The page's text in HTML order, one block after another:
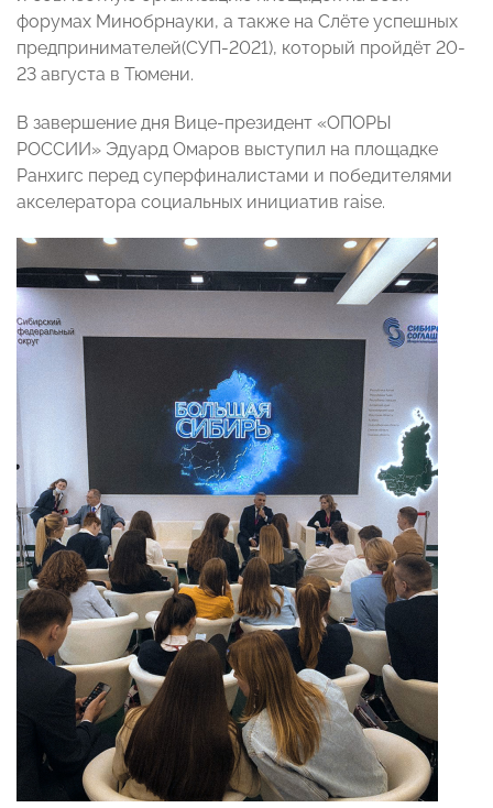
форумах Минобрнауки, а также на Слёте успешных
предпринимателей(СУП-2021), который пройдёт 20-
23 августа в Тюмени.
В завершение дня Вице-президент «ОПОРЫ
РОССИИ» Эдуард Омаров выступил на площадке
Ранхигс перед суперфиналистами и победителями
акселератора социальных инициатив raise.